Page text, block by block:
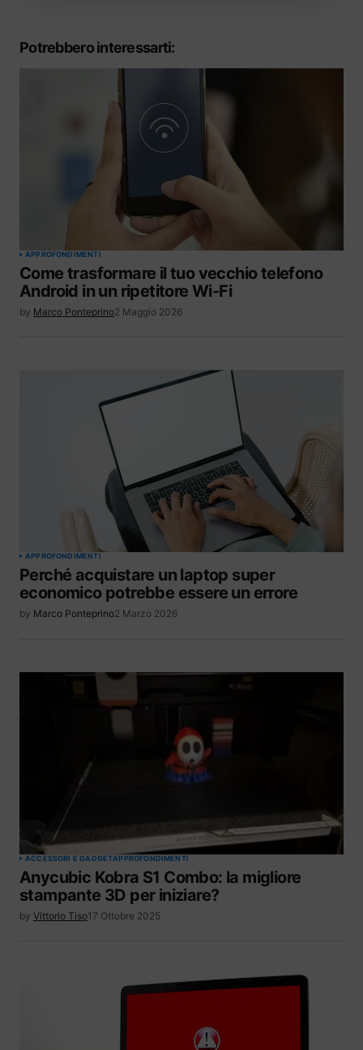
Potrebbero interessarti:
APPROFONDIMENTI
Come trasformare il tuo vecchio telefono
Android in un ripetitore Wi-Fi
by Marco Ponteprino2 Maggio 2026
APPROFONDIMENTI
Perché acquistare un laptop super
economico potrebbe essere un errore
by Marco Ponteprino2 Marzo 2026
ACCESSORI E GADGETAPPROFONDIMENTI
Anycubic Kobra S1 Combo: la migliore
stampante 3D per iniziare?
by Vittorio Tiso17 Ottobre 2025